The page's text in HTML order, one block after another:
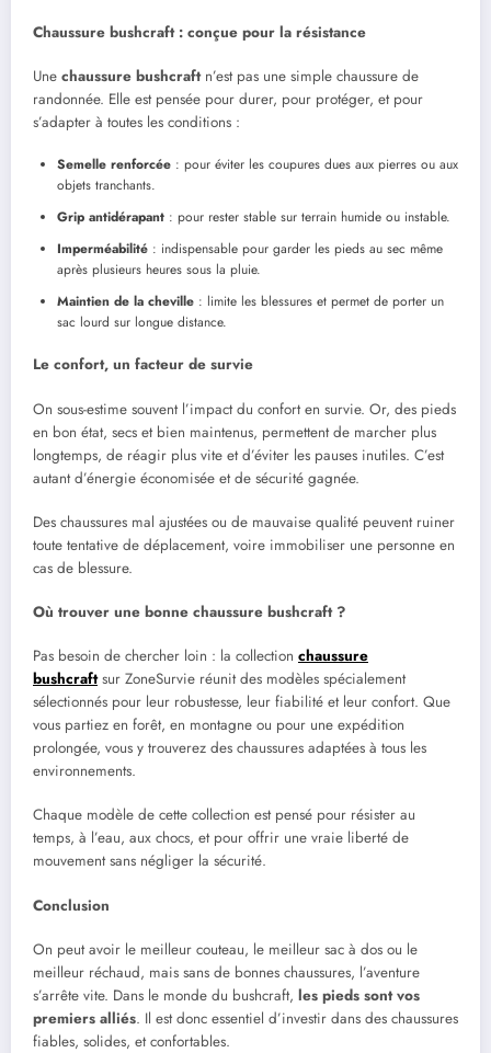
Chaussure bushcraft : conçue pour la résistance
Une chaussure bushcraftn’est pas une simple chaussure de
randonnée. Elle est pensée pour durer, pour protéger, et pour
s’adapter à toutes les conditions :
Semelle renforcée : pour éviter les coupures dues aux pierres ou aux
objets tranchants.
Grip antidérapant : pour rester stable sur terrain humide ou instable.
Imperméabilité : indispensable pour garder les pieds au sec même
après plusieurs heures sous la pluie.
Maintien de la cheville : limite les blessures et permet de porter un
sac lourd sur longue distance.
Le confort, un facteur de survie
On sous-estime souvent l’impact du confort en survie. Or, des pieds
en bon état, secs et bien maintenus, permettent de marcher plus
longtemps, de réagir plus vite et d’éviter les pauses inutiles. C’est
autant d’énergie économisée et de sécurité gagnée.
Des chaussures mal ajustées ou de mauvaise qualité peuvent ruiner
toute tentative de déplacement, voire immobiliser une personne en
cas de blessure.
Où trouver une bonne chaussure bushcraft ?
Pas besoin de chercher loin : la collection chaussure
bushcraftsur ZoneSurvie réunit des modèles spécialement
sélectionnés pour leur robustesse, leur fiabilité et leur confort. Que
vous partiez en forêt, en montagne ou pour une expédition
prolongée, vous y trouverez des chaussures adaptées à tous les
environnements.
Chaque modèle de cette collection est pensé pour résister au
temps, à l’eau, aux chocs, et pour offrir une vraie liberté de
mouvement sans négliger la sécurité.
Conclusion
On peut avoir le meilleur couteau, le meilleur sac à dos ou le
meilleur réchaud, mais sans de bonnes chaussures, l’aventure
s’arrête vite. Dans le monde du bushcraft, les pieds sont vos
premiers alliés. Il est donc essentiel d’investir dans des chaussures
fiables, solides, et confortables.